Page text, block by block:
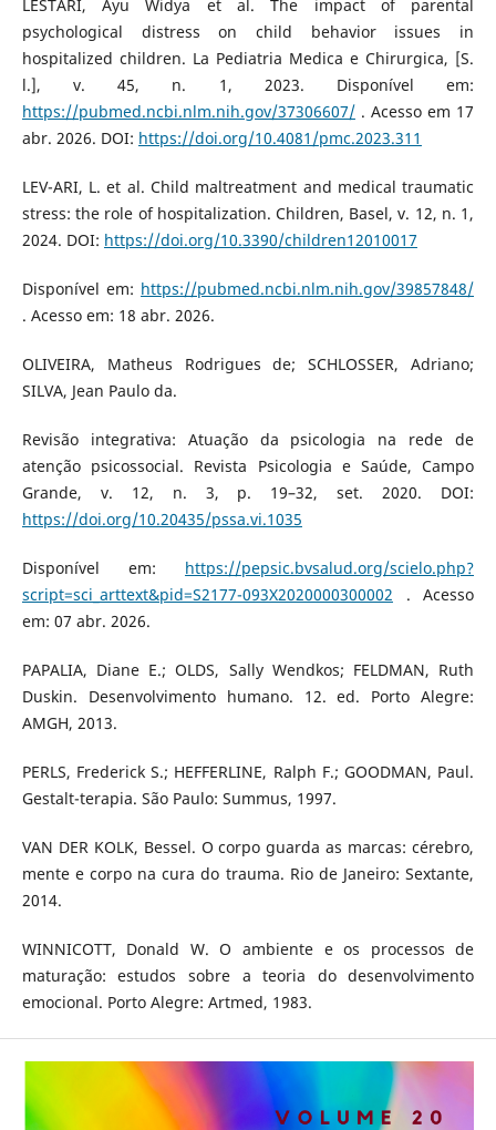
LESTARI, Ayu Widya et al. The impact of parental
psychological distress on child behavior issues in
hospitalized children. La Pediatria Medica e Chirurgica, [S.
l.], v. 45, n. 1, 2023. Disponível em:
https://pubmed.ncbi.nlm.nih.gov/37306607/. Acesso em 17
abr. 2026. DOI: https://doi.org/10.4081/pmc.2023.311
LEV-ARI, L. et al. Child maltreatment and medical traumatic
stress: the role of hospitalization. Children, Basel, v. 12, n. 1,
2024. DOI: https://doi.org/10.3390/children12010017
Disponível em: https://pubmed.ncbi.nlm.nih.gov/39857848/
. Acesso em: 18 abr. 2026.
OLIVEIRA, Matheus Rodrigues de; SCHLOSSER, Adriano;
SILVA, Jean Paulo da.
Revisão integrativa: Atuação da psicologia na rede de
atenção psicossocial. Revista Psicologia e Saúde, Campo
Grande, v. 12, n. 3, p. 19–32, set. 2020. DOI:
https://doi.org/10.20435/pssa.vi.1035
Disponível em: https://pepsic.bvsalud.org/scielo.php?
script=sci_arttext&pid=S2177-093X2020000300002 . Acesso
em: 07 abr. 2026.
PAPALIA, Diane E.; OLDS, Sally Wendkos; FELDMAN, Ruth
Duskin. Desenvolvimento humano. 12. ed. Porto Alegre:
AMGH, 2013.
PERLS, Frederick S.; HEFFERLINE, Ralph F.; GOODMAN, Paul.
Gestalt-terapia. São Paulo: Summus, 1997.
VAN DER KOLK, Bessel. O corpo guarda as marcas: cérebro,
mente e corpo na cura do trauma. Rio de Janeiro: Sextante,
2014.
WINNICOTT, Donald W. O ambiente e os processos de
maturação: estudos sobre a teoria do desenvolvimento
emocional. Porto Alegre: Artmed, 1983.